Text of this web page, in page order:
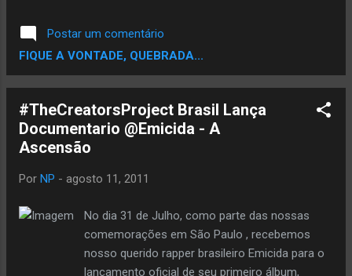
cruz e o rap nacional, assim tornando o
evento concretizado nessa produção para
sempre. Parte1 Parte2
Postar um comentário
FIQUE A VONTADE, QUEBRADA...
#TheCreatorsProject Brasil Lança
Documentario @Emicida - A
Ascensão
Por NP - agosto 11, 2011
No dia 31 de Julho, como parte das nossas
comemorações em São Paulo , recebemos
nosso querido rapper brasileiro Emicida para o
lançamento oficial de seu primeiro álbum,